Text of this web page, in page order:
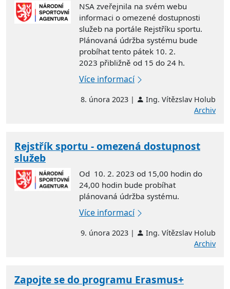
NSA zveřejnila na svém webu
informaci o omezené dostupnosti
služeb na portále Rejstříku sportu.
Plánovaná údržba systému bude
probíhat tento pátek 10. 2.
2023 přibližně od 15 do 24 h.
Více informací
8. února 2023 |
Ing. Vítězslav Holub
Archiv
Rejstřík sportu - omezená dostupnost
služeb
Od 10. 2. 2023 od 15,00 hodin do
24,00 hodin bude probíhat
plánovaná údržba systému.
Více informací
9. února 2023 |
Ing. Vítězslav Holub
Archiv
Zapojte se do programu Erasmus+